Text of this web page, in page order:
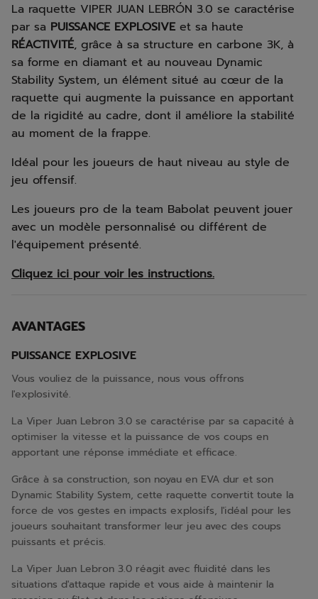
La raquette VIPER JUAN LEBRÓN 3.0 se caractérise
par sa PUISSANCE EXPLOSIVE et sa haute
RÉACTIVITÉ, grâce à sa structure en carbone 3K, à
sa forme en diamant et au nouveau Dynamic
Stability System, un élément situé au cœur de la
raquette qui augmente la puissance en apportant
de la rigidité au cadre, dont il améliore la stabilité
au moment de la frappe.
Idéal pour les joueurs de haut niveau au style de
jeu offensif.
Les joueurs pro de la team Babolat peuvent jouer
avec un modèle personnalisé ou différent de
l'équipement présenté.
Cliquez ici pour voir les instructions.
AVANTAGES
PUISSANCE EXPLOSIVE
Vous vouliez de la puissance, nous vous offrons
l'explosivité.
La Viper Juan Lebron 3.0 se caractérise par sa capacité à
optimiser la vitesse et la puissance de vos coups en
apportant une réponse immédiate et efficace.
Grâce à sa construction, son noyau en EVA dur et son
Dynamic Stability System, cette raquette convertit toute la
force de vos gestes en impacts explosifs, l'idéal pour les
joueurs souhaitant transformer leur jeu avec des coups
puissants et précis.
La Viper Juan Lebron 3.0 réagit avec fluidité dans les
situations d'attaque rapide et vous aide à maintenir la